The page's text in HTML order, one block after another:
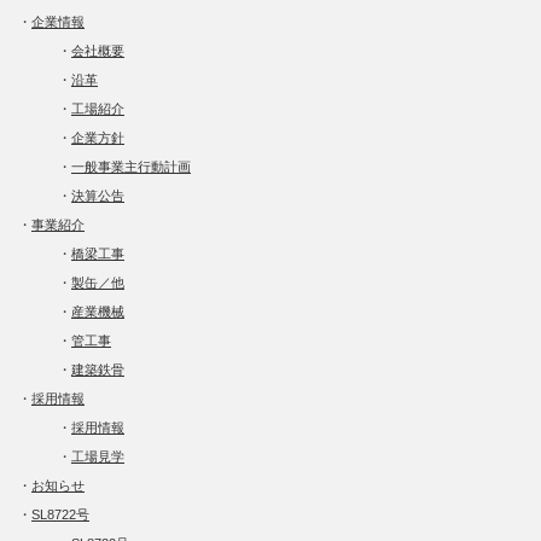
・ 企業情報
・ 会社概要
・ 沿革
・ 工場紹介
・ 企業方針
・ 一般事業主行動計画
・ 決算公告
・ 事業紹介
・ 橋梁工事
・ 製缶／他
・ 産業機械
・ 管工事
・ 建築鉄骨
・ 採用情報
・ 採用情報
・ 工場見学
・ お知らせ
・ SL8722号